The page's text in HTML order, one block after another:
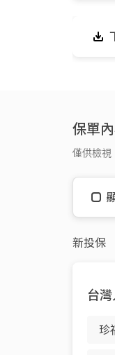
保單
僅供檢視
新投保
台
珍